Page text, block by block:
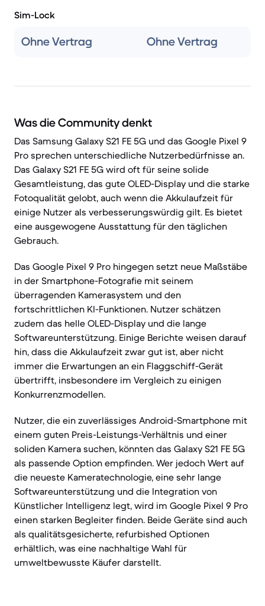
Sim-Lock
Ohne Vertrag Ohne Vertrag
Was die Community denkt
Das Samsung Galaxy S21 FE 5G und das Google Pixel 9
Pro sprechen unterschiedliche Nutzerbedürfnisse an.
Das Galaxy S21 FE 5G wird oft für seine solide
Gesamtleistung, das gute OLED-Display und die starke
Fotoqualität gelobt, auch wenn die Akkulaufzeit für
einige Nutzer als verbesserungswürdig gilt. Es bietet
eine ausgewogene Ausstattung für den täglichen
Gebrauch.
Das Google Pixel 9 Pro hingegen setzt neue Maßstäbe
in der Smartphone-Fotografie mit seinem
überragenden Kamerasystem und den
fortschrittlichen KI-Funktionen. Nutzer schätzen
zudem das helle OLED-Display und die lange
Softwareunterstützung. Einige Berichte weisen darauf
hin, dass die Akkulaufzeit zwar gut ist, aber nicht
immer die Erwartungen an ein Flaggschiff-Gerät
übertrifft, insbesondere im Vergleich zu einigen
Konkurrenzmodellen.
Nutzer, die ein zuverlässiges Android-Smartphone mit
einem guten Preis-Leistungs-Verhältnis und einer
soliden Kamera suchen, könnten das Galaxy S21 FE 5G
als passende Option empfinden. Wer jedoch Wert auf
die neueste Kameratechnologie, eine sehr lange
Softwareunterstützung und die Integration von
Künstlicher Intelligenz legt, wird im Google Pixel 9 Pro
einen starken Begleiter finden. Beide Geräte sind auch
als qualitätsgesicherte, refurbished Optionen
erhältlich, was eine nachhaltige Wahl für
umweltbewusste Käufer darstellt.